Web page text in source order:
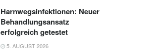
Harnwegsinfektionen: Neuer
Behandlungsansatz
erfolgreich getestet
5. AUGUST 2026